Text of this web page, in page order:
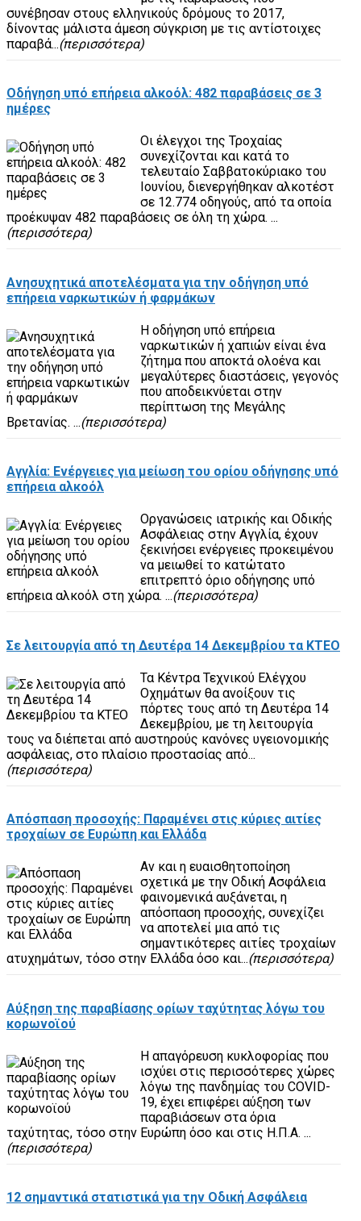
συνέβησαν στους ελληνικούς δρόμους το 2017,
δίνοντας μάλιστα άμεση σύγκριση με τις αντίστοιχες
παραβά...(περισσότερα)
Οδήγηση υπό επήρεια αλκοόλ: 482 παραβάσεις σε 3
ημέρες
Οι έλεγχοι της Τροχαίας
συνεχίζονται και κατά το
τελευταίο Σαββατοκύριακο του
Ιουνίου, διενεργήθηκαν αλκοτέστ
σε 12.774 οδηγούς, από τα οποία
προέκυψαν 482 παραβάσεις σε όλη τη χώρα. ...
(περισσότερα)
Ανησυχητικά αποτελέσματα για την οδήγηση υπό
επήρεια ναρκωτικών ή φαρμάκων
Η οδήγηση υπό επήρεια
ναρκωτικών ή χαπιών είναι ένα
ζήτημα που αποκτά ολοένα και
μεγαλύτερες διαστάσεις, γεγονός
που αποδεικνύεται στην
περίπτωση της Μεγάλης
Βρετανίας. ...(περισσότερα)
Αγγλία: Ενέργειες για μείωση του ορίου οδήγησης υπό
επήρεια αλκοόλ
Οργανώσεις ιατρικής και Οδικής
Ασφάλειας στην Αγγλία, έχουν
ξεκινήσει ενέργειες προκειμένου
να μειωθεί το κατώτατο
επιτρεπτό όριο οδήγησης υπό
επήρεια αλκοόλ στη χώρα. ...(περισσότερα)
Σε λειτουργία από τη Δευτέρα 14 Δεκεμβρίου τα ΚΤΕΟ
Τα Κέντρα Τεχνικού Ελέγχου
Οχημάτων θα ανοίξουν τις
πόρτες τους από τη Δευτέρα 14
Δεκεμβρίου, με τη λειτουργία
τους να διέπεται από αυστηρούς κανόνες υγειονομικής
ασφάλειας, στο πλαίσιο προστασίας από...
(περισσότερα)
Απόσπαση προσοχής: Παραμένει στις κύριες αιτίες
τροχαίων σε Ευρώπη και Ελλάδα
Αν και η ευαισθητοποίηση
σχετικά με την Οδική Ασφάλεια
φαινομενικά αυξάνεται, η
απόσπαση προσοχής, συνεχίζει
να αποτελεί μια από τις
σημαντικότερες αιτίες τροχαίων
ατυχημάτων, τόσο στην Ελλάδα όσο και...(περισσότερα)
Αύξηση της παραβίασης ορίων ταχύτητας λόγω του
κορωνοϊού
Η απαγόρευση κυκλοφορίας που
ισχύει στις περισσότερες χώρες
λόγω της πανδημίας του COVID-
19, έχει επιφέρει αύξηση των
παραβιάσεων στα όρια
ταχύτητας, τόσο στην Ευρώπη όσο και στις Η.Π.Α. ...
(περισσότερα)
12 σημαντικά στατιστικά για την Οδική Ασφάλεια